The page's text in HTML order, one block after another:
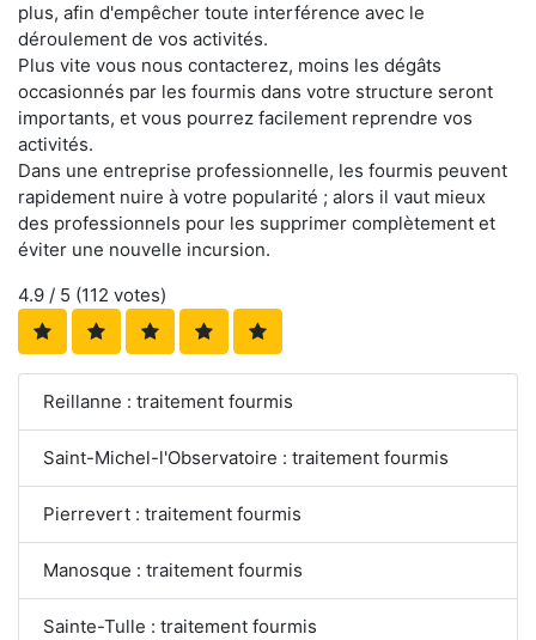
plus, afin d'empêcher toute interférence avec le
déroulement de vos activités.
Plus vite vous nous contacterez, moins les dégâts
occasionnés par les fourmis dans votre structure seront
importants, et vous pourrez facilement reprendre vos
activités.
Dans une entreprise professionnelle, les fourmis peuvent
rapidement nuire à votre popularité ; alors il vaut mieux
des professionnels pour les supprimer complètement et
éviter une nouvelle incursion.
4.9 / 5 (112 votes)
Reillanne : traitement fourmis
Saint-Michel-l'Observatoire : traitement fourmis
Pierrevert : traitement fourmis
Manosque : traitement fourmis
Sainte-Tulle : traitement fourmis